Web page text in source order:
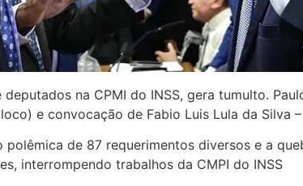
deputados na CPMI do INSS, gera tumulto.
e convocação de Fabio Luis Lula da Silva
polêmica de 87 requerimentos diversos e a
interrompendo trabalhos da CMPI do INSS